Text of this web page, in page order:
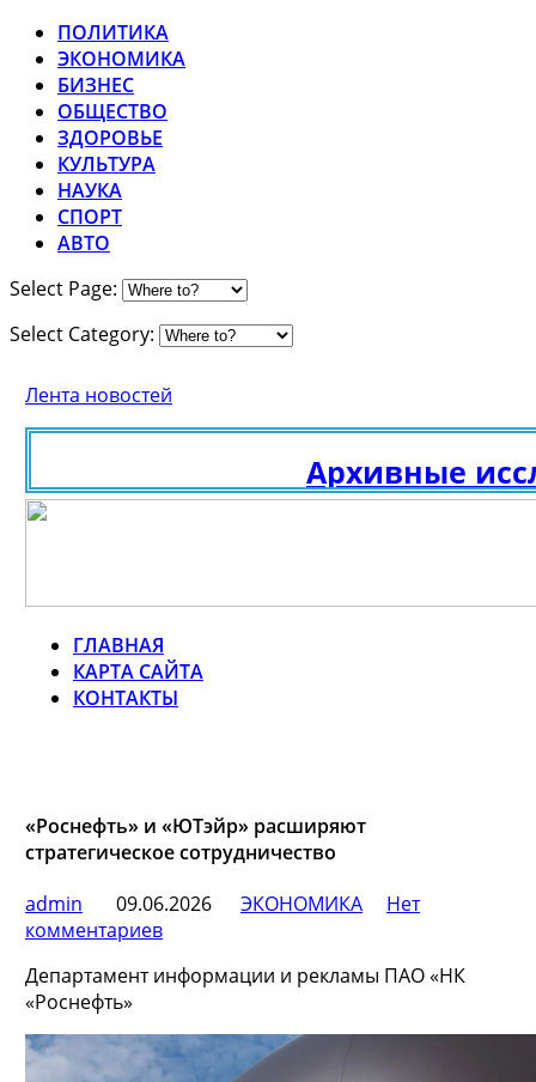
ПОЛИТИКА
ЭКОНОМИКА
БИЗНЕС
ОБЩЕСТВО
ЗДОРОВЬЕ
КУЛЬТУРА
НАУКА
СПОРТ
АВТО
Select Page:
Select Category:
Лента новостей
Архивные
ГЛАВНАЯ
КАРТА САЙТА
КОНТАКТЫ
«Роснефть» и «ЮТэйр» расширяют
стратегическое сотрудничество
admin
09.06.2026 ЭКОНОМИКА
Нет
комментариев
Департамент информации и рекламы ПАО «НК
«Роснефть»